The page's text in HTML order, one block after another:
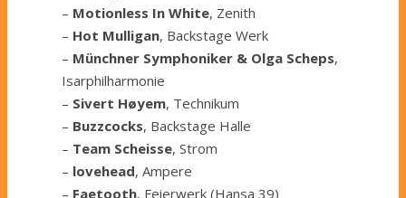
– Motionless In White, Zenith
– Hot Mulligan, Backstage Werk
– Münchner Symphoniker & Olga Scheps,
Isarphilharmonie
– Sivert Høyem, Technikum
– Buzzcocks, Backstage Halle
– Team Scheisse, Strom
– lovehead, Ampere
– Faetooth, Feierwerk (Hansa 39)